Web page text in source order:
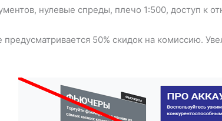
нулевые спреды, плечо 1:500, доступ к
50% скидок на комиссию.